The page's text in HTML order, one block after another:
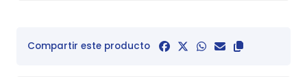
Compartir este producto